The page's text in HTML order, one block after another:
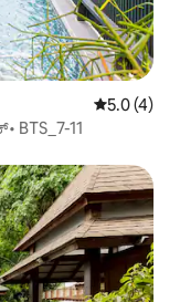
5 ರಲ್ಲಿ 5.0
5.0 (4)
BTS_7-11